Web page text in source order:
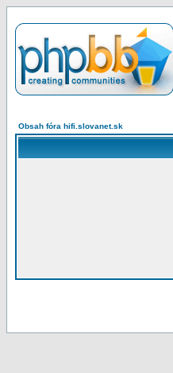
Obsah fóra hifi.slovanet.sk